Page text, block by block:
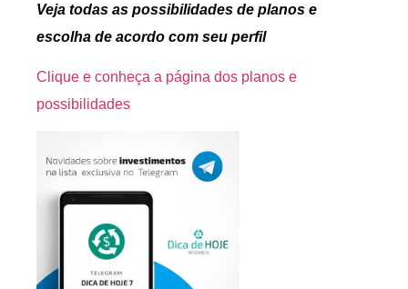
Veja todas as possibilidades de planos e
escolha de acordo com seu perfil
Clique e conheça a página dos planos e
possibilidades